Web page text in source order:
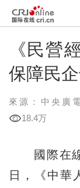
《民營
保障民
來源：中央廣
18.4万
國際在線
日，《中華